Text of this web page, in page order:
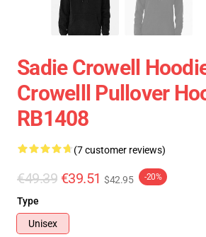
Sadie Crowell
Crowelll Pullover
RB1408
(7 customer reviews)
€49.39 €39.51 $42.95 -20%
Type
Unisex